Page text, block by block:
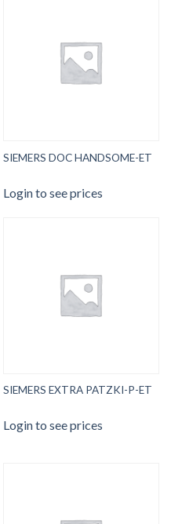
SIEMERS DOC HANDSOME-ET
Login to see prices
SIEMERS EXTRA PATZKI-P-ET
Login to see prices